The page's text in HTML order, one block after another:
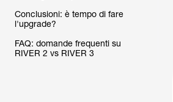
Conclusioni: è tempo di fare
l'upgrade?
FAQ: domande frequenti su
RIVER 2 vs RIVER 3